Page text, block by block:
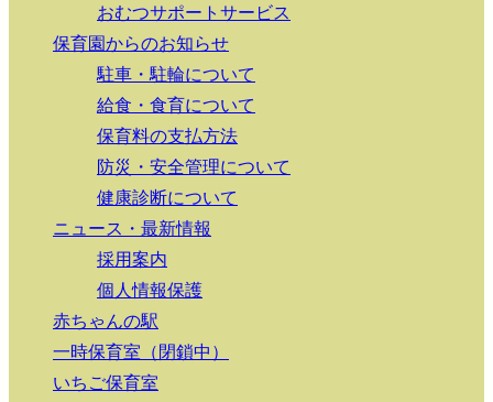
おむつサポートサービス
保育園からのお知らせ
駐車・駐輪について
給食・食育について
保育料の支払方法
防災・安全管理について
健康診断について
ニュース・最新情報
採用案内
個人情報保護
赤ちゃんの駅
一時保育室（閉鎖中）
いちご保育室